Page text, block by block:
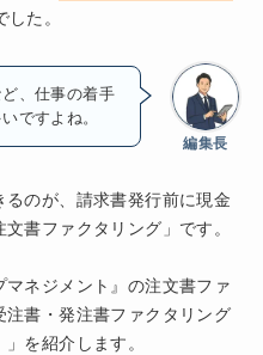
した。
編集長
、仕事の着手
ですよね。
のが、請求書発行前に現金
書ファクタリング」です。
ネジメント』の注文書ファ
書・発注書ファクタリング
を紹介します。